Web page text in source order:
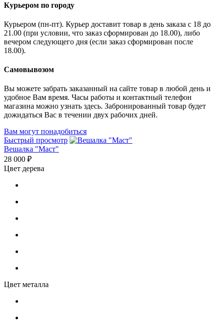
Курьером по городу
Курьером (пн-пт). Курьер доставит товар в день заказа с 18 до
21.00 (при условии, что заказ сформирован до 18.00), либо
вечером следующего дня (если заказ сформирован после
18.00).
Самовывозом
Вы можете забрать заказанный на сайте товар в любой день и
удобное Вам время. Часы работы и контактный телефон
магазина можно узнать здесь. Забронированный товар будет
дожидаться Вас в течении двух рабочих дней.
Вам могут понадобиться
Быстрый просмотр
Вешалка "Маст"
28 000 ₽
Цвет дерева
Цвет металла